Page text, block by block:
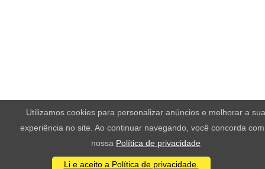
Utilizamos cookies para personalizar anúncios e melhorar a sua
experiência no site. Ao continuar navegando, você concorda
nossa Política de privacidade
Li e aceito a Política de privacidade.